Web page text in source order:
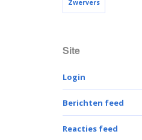
Zwervers
Site
Login
Berichten feed
Reacties feed